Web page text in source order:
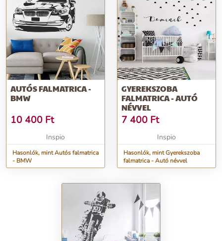
AUTÓS FALMATRICA -
BMW
10 400 Ft
Inspio
Hasonlók, mint Autós falmatrica
- BMW
GYEREKSZOBA
FALMATRICA - AUTÓ
NÉVVEL
7 400 Ft
Inspio
Hasonlók, mint Gyerekszoba
falmatrica - Autó névvel